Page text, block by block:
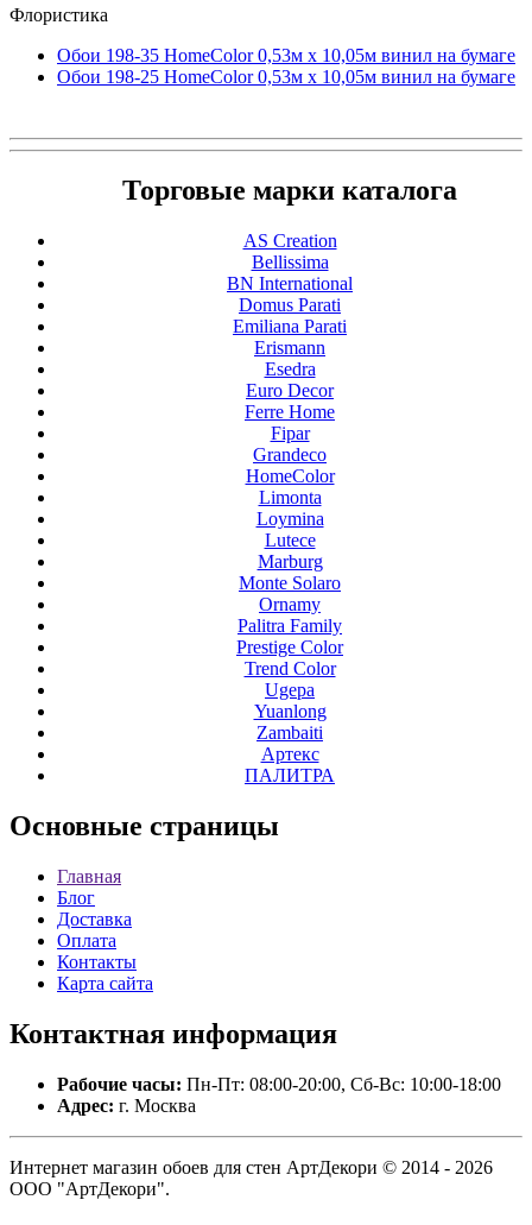
Флористика
Обои 198-35 HomeColor 0,53м x 10,05м винил на бумаге
Обои 198-25 HomeColor 0,53м x 10,05м винил на бумаге
Торговые марки каталога
AS Creation
Bellissima
BN International
Domus Parati
Emiliana Parati
Erismann
Esedra
Euro Decor
Ferre Home
Fipar
Grandeco
HomeColor
Limonta
Loymina
Lutece
Marburg
Monte Solaro
Ornamy
Palitra Family
Prestige Color
Trend Color
Ugepa
Yuanlong
Zambaiti
Артекс
ПАЛИТРА
Основные страницы
Главная
Блог
Доставка
Оплата
Контакты
Карта сайта
Контактная информация
Рабочие часы: Пн-Пт: 08:00-20:00, Сб-Вс: 10:00-18:00
Адрес: г. Москва
Интернет магазин обоев для стен АртДекори © 2014 - 2026
ООО "АртДекори".